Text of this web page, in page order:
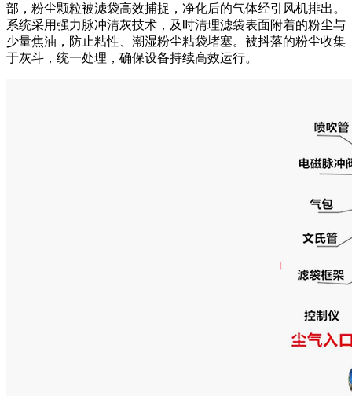
部，粉尘颗粒被滤袋高效捕捉，净化后的气体经引风机排出。
系统采用强力脉冲清灰技术，及时清理滤袋表面附着的粉尘与
少量焦油，防止粘性、潮湿粉尘粘袋堵塞。被抖落的粉尘收集
于灰斗，统一处理，确保设备持续高效运行。